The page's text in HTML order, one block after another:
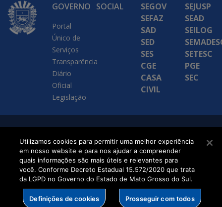
GOVERNO
Portal
Único de
Serviços
Transparência
Diário
Oficial
Legislação
SOCIAL
SEGOV
SEFAZ
SAD
SED
SES
CGE
CASA
CIVIL
SEJUSP
SEAD
SEILOG
SETESC
PGE
SEC
Executiva de
Transformação Digital
Utilizamos cookies para permitir uma melhor experiência
em nosso website e para nos ajudar a compreender
quais informações são mais úteis e relevantes para
você. Conforme Decreto Estadual 15.572/2020 que trata
da LGPD no Governo do Estado de Mato Grosso do Sul.
Definições de cookies Prosseguir com todos